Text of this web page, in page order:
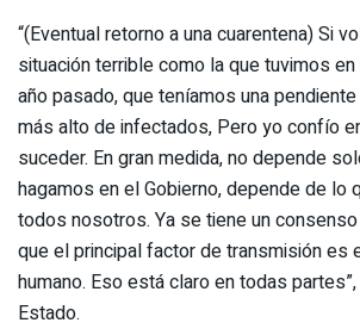
“(Eventual retorno a una cuarentena) Si
situación terrible como la que tuvimos
año pasado, que teníamos una
más alto de infectados, Pero yo confío
suceder. En gran medida, no depende
hagamos en el Gobierno, depende de lo
todos nosotros. Ya se tiene un
que el principal factor de transmisión es
humano. Eso está claro en todas
Estado.